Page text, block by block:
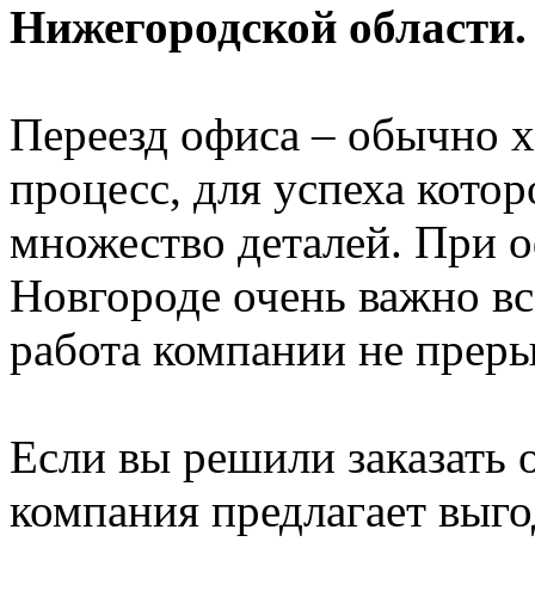
Нижегородской области.
Переезд офиса – обычно
процесс, для успеха
множество деталей. При
Новгороде очень важно
работа компании не
Если вы решили
компания предлагает